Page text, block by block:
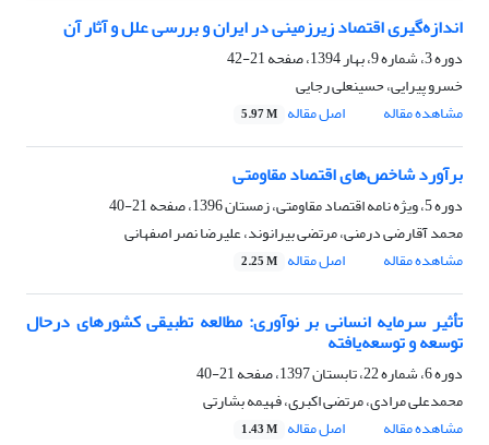
اندازه‌گیری اقتصاد زیرزمینی در ایران و بررسی علل و آثار آن
دوره 3، شماره 9، بهار 1394، صفحه
21-42
خسرو پیرایی، حسینعلی رجایی
مشاهده مقاله
اصل مقاله 5.97 M
برآورد شاخص‌های اقتصاد مقاومتی
دوره 5، ویژه نامه اقتصاد مقاومتی، زمستان 1396، صفحه
21-40
محمد آقارضی درمنی، مرتضی بیرانوند، علیرضا نصر اصفهانی
مشاهده مقاله
اصل مقاله 2.25 M
تأثیر سرمایه‌ انسانی بر نوآوری: مطالعه تطبیقی کشورهای درحال
توسعه و توسعه‌یافته
دوره 6، شماره 22، تابستان 1397، صفحه
21-40
محمدعلی مرادی، مرتضی اکبری، فهیمه بشارتی
مشاهده مقاله
اصل مقاله 1.43 M